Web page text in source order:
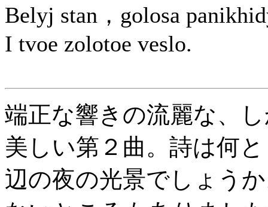
Belyj stan，golosa
I tvoe zolotoe veslo.
端正な響きの流麗な、
美しい第２曲。詩は何
辺の夜の光景でしょう